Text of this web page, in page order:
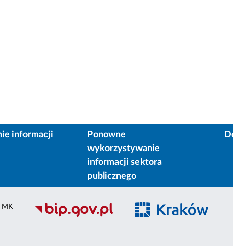
informacji
Ponowne
wykorzystywanie
informacji sektora
publicznego
MK